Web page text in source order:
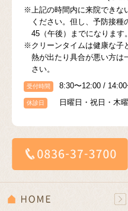
※上記の時間内に来院できな
ください。但し、予防接種
45（午後）までになります。
※クリーンタイムは健康な子
熱が出たり具合が悪い方は
さい。
受付時間 8:30〜12:00 /
休診日 日曜日・祝日・木